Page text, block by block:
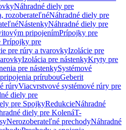
Náhradné diely pre
rozoberateľnéNáhradné diely pre
NástenkyNáhradné diely pre
pripojenímPrípojky pre
Prípojky pre
pre rúry a tvarovkyIzolácie pre
Izolácia pre nástenkyKryty pre
pre nástenkySystémové
prírubouGeberit
rúryViacvrstvové systémové rúry pre
diely pre
pre SpojkyRedukcieNáhradné
diely pre KolenáT-
Nerozoberateľné prechodyNáhradné